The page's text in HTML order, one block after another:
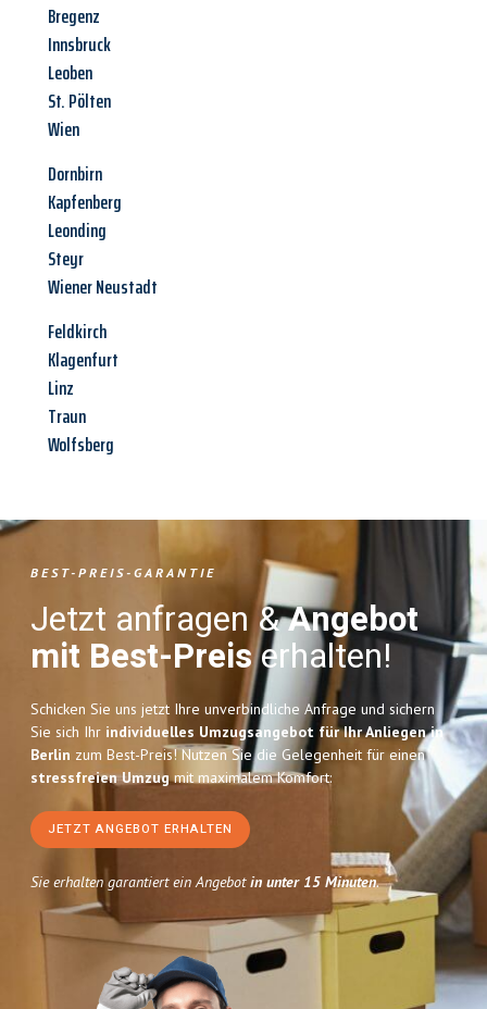
Bregenz
Innsbruck
Leoben
St. Pölten
Wien
Dornbirn
Kapfenberg
Leonding
Steyr
Wiener Neustadt
Feldkirch
Klagenfurt
Linz
Traun
Wolfsberg
BEST-PREIS-GARANTIE
Jetzt anfragen &Angebot
mit Best-Preiserhalten!
Schicken Sie uns jetzt Ihre unverbindliche Anfrage und sichern
Sie sich Ihr individuelles Umzugsangebot für Ihr Anliegen in
Berlin zum Best-Preis! Nutzen Sie die Gelegenheit für einen
stressfreien Umzugmit maximalem Komfort:
JETZT ANGEBOT ERHALTEN
Sie erhalten garantiert ein Angebotin unter 15 Minuten.